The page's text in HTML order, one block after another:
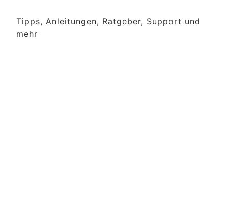
Tipps, Anleitungen, Ratgeber, Support und
mehr